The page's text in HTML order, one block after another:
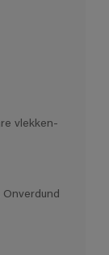
vlekken-